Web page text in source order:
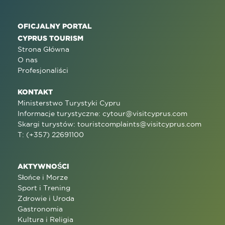
OFICJALNY PORTAL
CYPRUS TOURISM
Strona Główna
O nas
Profesjonaliści
KONTAKT
Ministerstwo Turystyki Cypru
Informacje turystyczne: cytour@visitcyprus.com
Skargi turystów: touristcomplaints@visitcyprus.com
T: (+357) 22691100
AKTYWNOŚCI
Słońce i Morze
Sport i Trening
Zdrowie i Uroda
Gastronomia
Kultura i Religia